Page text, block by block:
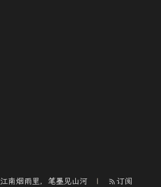
江南烟雨里，笔墨见山河 订阅